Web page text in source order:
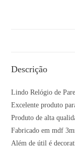
Descrição
Lindo Relógio de
Excelente produto
Produto de alta
Fabricado em mdf
Além de útil é